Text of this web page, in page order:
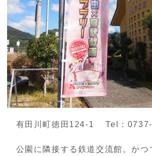
有田川町徳田 124-1 Tel：
公園に隣接する鉄道交流館。かつ